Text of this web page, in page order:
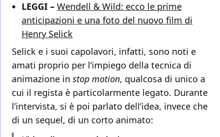
LEGGI – Wendell & Wild: ecco le prime
anticipazioni e una foto del nuovo film di
Henry Selick
Selick e i suoi capolavori, infatti, sono noti e
amati proprio per l’impiego della tecnica di
animazione in stop motion, qualcosa di unico a
cui il regista è particolarmente legato. Durante
l’intervista, si è poi parlato dell’idea, invece che
di un sequel, di un corto animato: